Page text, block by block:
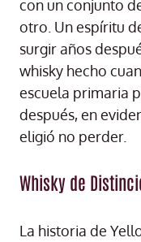
con un conjunto
otro. Un espíritu
surgir años
whisky hecho
escuela primaria
después, en
eligió no perder.
Whisky de
La historia de